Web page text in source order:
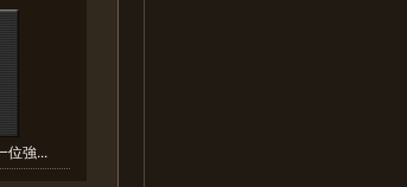
位強...